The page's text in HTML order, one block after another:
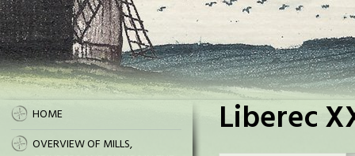
HOME
OVERVIEW OF MILLS,
Liberec